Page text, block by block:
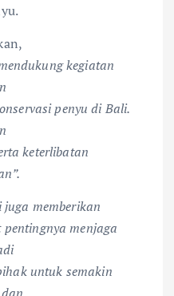
kegiatan
penyu di Bali.
keterlibatan
memberikan
menjaga
untuk semakin